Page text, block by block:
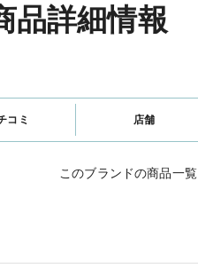
詳細情報
コミ 店舗
このブランドの商品一覧